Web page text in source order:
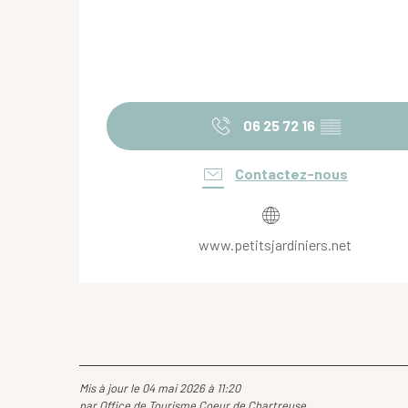
06 25 72 16 ▒▒
Contactez-nous
www.petitsjardiniers.net
Mis à jour le 04 mai 2026 à 11:20